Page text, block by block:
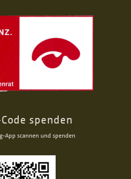
spenden
App scannen und spenden